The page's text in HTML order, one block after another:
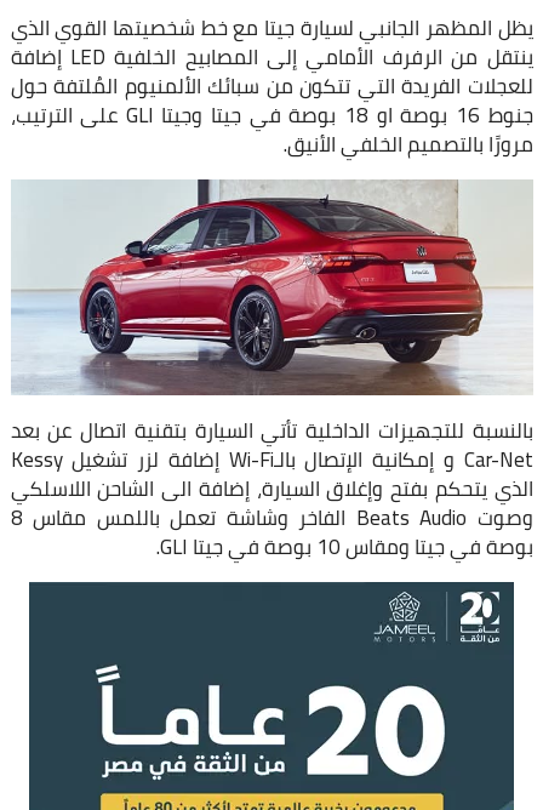
يظل المظهر الجانبي لسيارة جيتا مع خط شخصيتها القوي الذي
ينتقل من الرفرف الأمامي إلى المصابيح الخلفية LED إضافة
للعجلات الفريدة التي تتكون من سبائك الألمنيوم المُلتفة حول
جنوط 16 بوصة او 18 بوصة في جيتا وجيتا GLI على الترتيب،
مرورًا بالتصميم الخلفي الأنيق.
بالنسبة للتجهيزات الداخلية تأتي السيارة بتقنية اتصال عن بعد
Car-Net و إمكانية الإتصال بالـWi-Fi إضافة لزر تشغيل Kessy
الذي يتحكم بفتح وإغلاق السيارة، إضافة الى الشاحن اللاسلكي
وصوت Beats Audio الفاخر وشاشة تعمل باللمس مقاس 8
بوصة في جيتا ومقاس 10 بوصة في جيتا GLI.